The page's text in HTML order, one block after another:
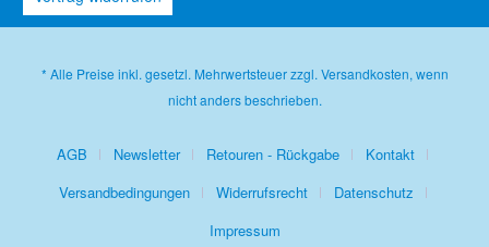
* Alle Preise inkl. gesetzl. Mehrwertsteuer zzgl. Versandkosten, wenn
nicht anders beschrieben.
AGB Newsletter Retouren - Rückgabe
Kontakt
Versandbedingungen
Widerrufsrecht
Datenschutz
Impressum